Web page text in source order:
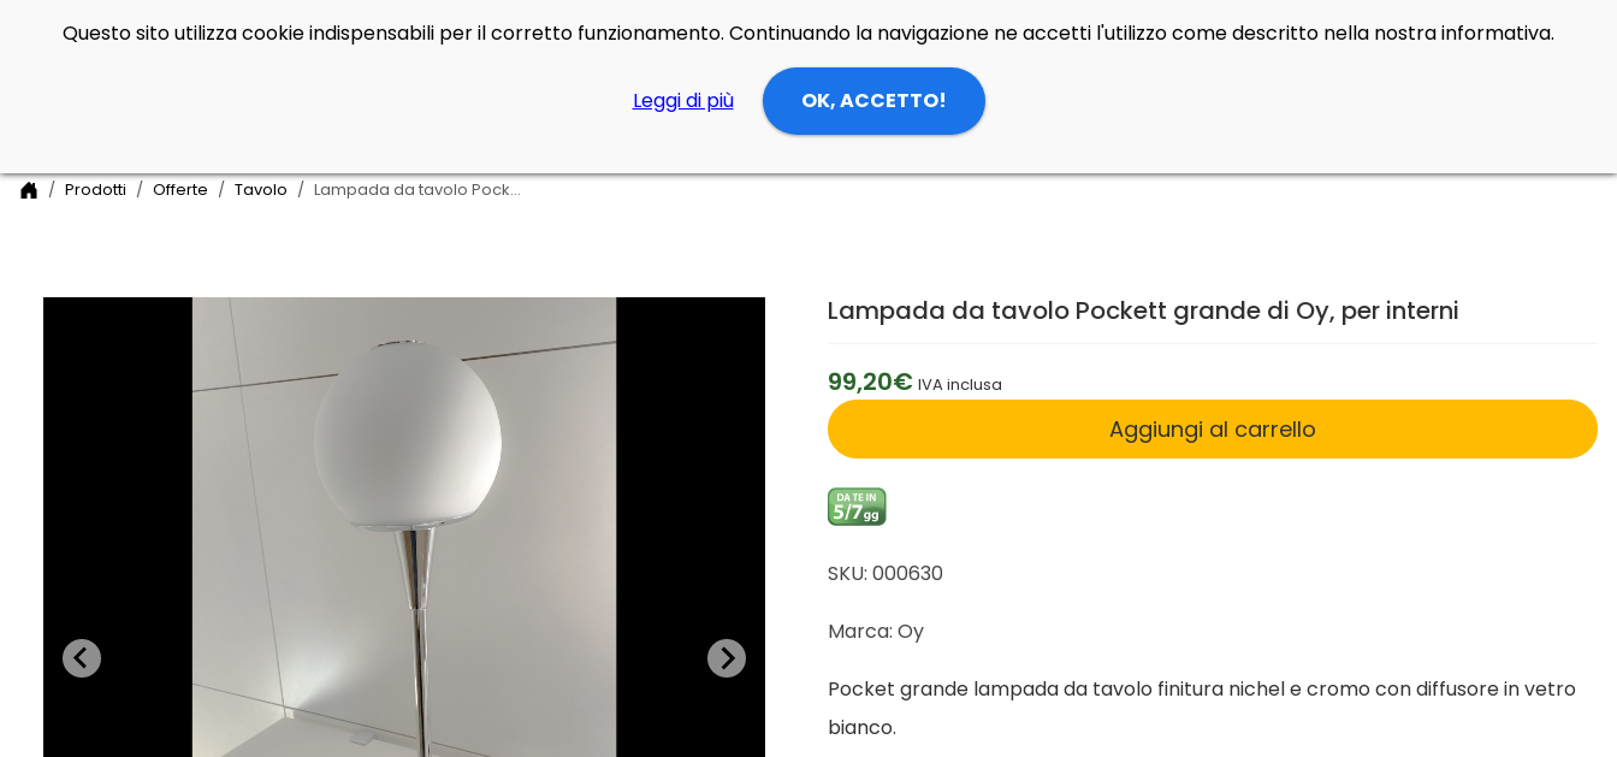
HomeProdotti Offerte Tavolo Lampada da tavolo Pockett grande di Oy, per interni
Lampada da tavolo Pockett grande di Oy, per interni
99,20€ IVA inclusa
Aggiungi al carrello
SKU: 000630
Marca: Oy
Pocket grande lampada da tavolo finitura nichel e cromo con diffusore in vetro
bianco.
Questo sito utilizza cookie indispensabili per il corretto funzionamento. Continuando la navigazione ne accetti l'utilizzo come descritto nella nostra informativa.
Leggi di più OK, ACCETTO!